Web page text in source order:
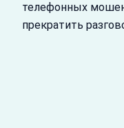
телефонных
прекратить